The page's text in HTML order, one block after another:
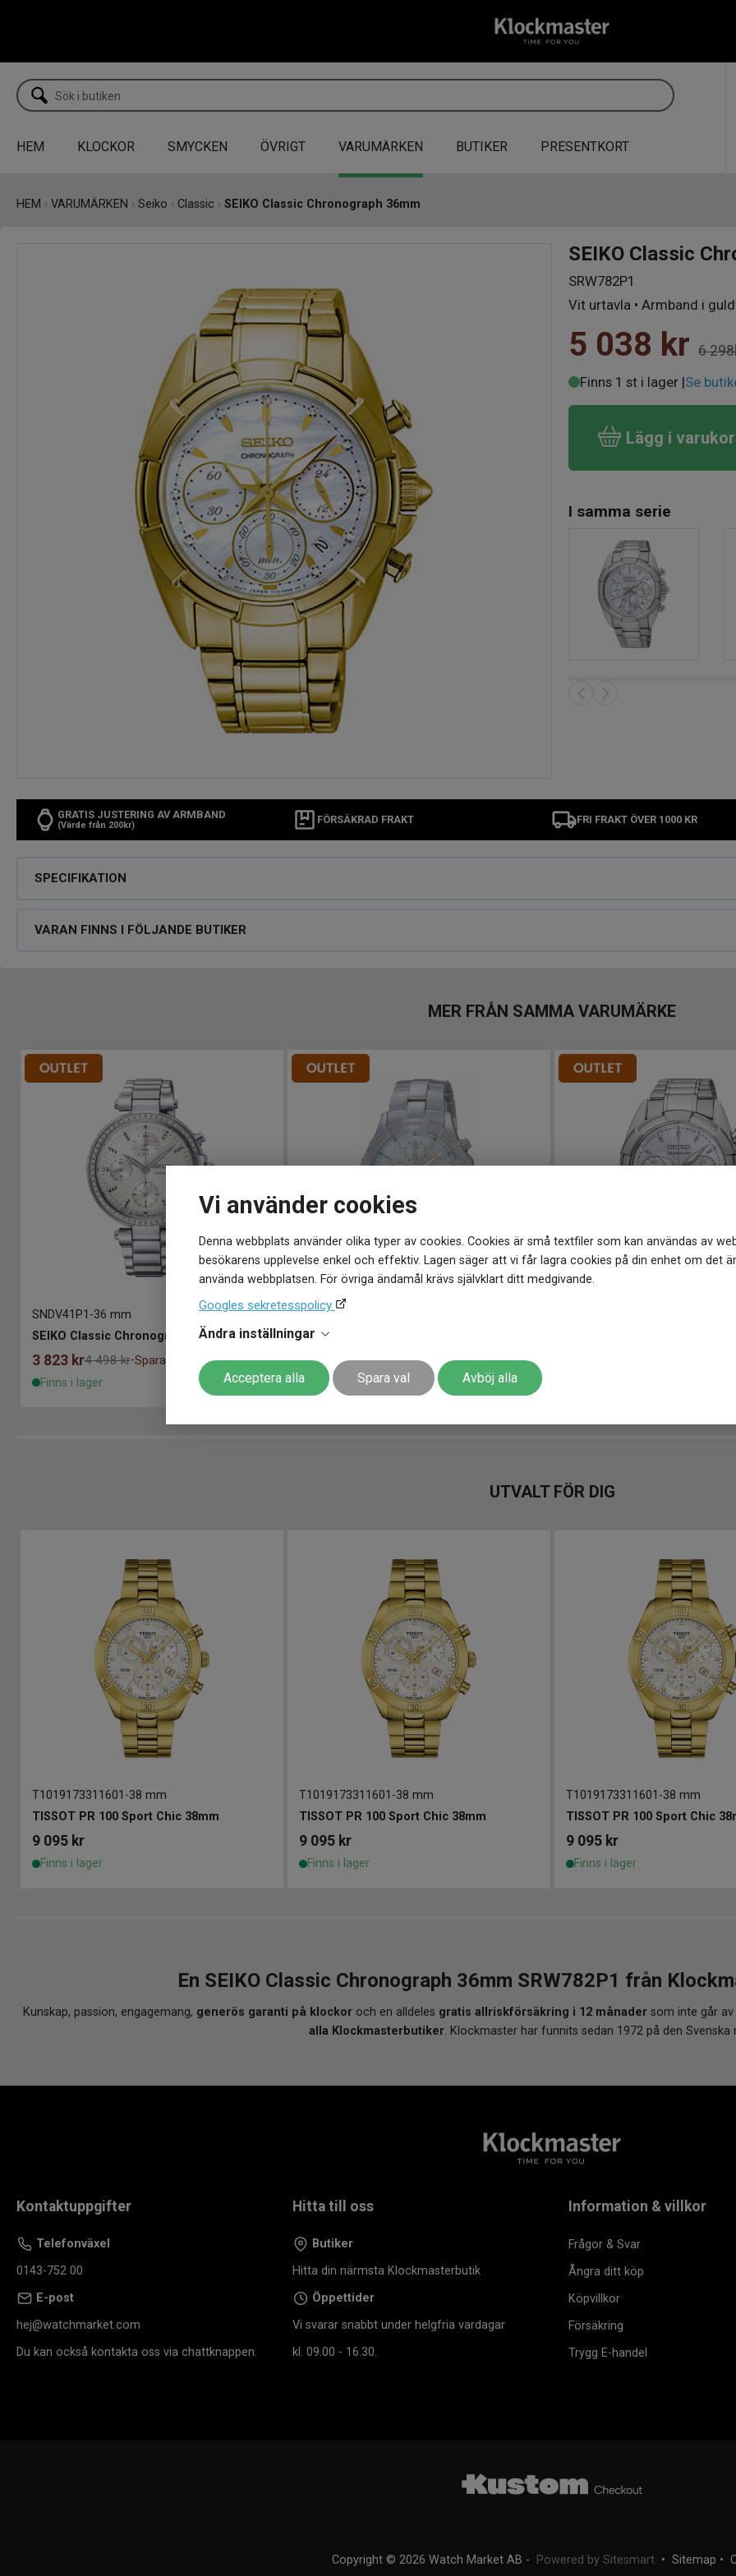
Vi använder cookies
Denna webbplats använder olika typer av cookies. Cookies är små textfiler som kan användas av
besökarens upplevelse enkel och effektiv. Lagen säger att vi får lagra cookies på din enhet om det
använda webbplatsen. För övriga ändamål krävs självklart ditt medgivande.
Googles sekretesspolicy
Ändra inställningar
Acceptera alla Spara val Avböj alla
HEM KLOCKOR SMYCKEN ÖVRIGT VARUMÄRKEN BUTIKER PRESENTKORT
HEM › VARUMÄRKEN › Seiko › Classic › SEIKO Classic Chronograph 36mm
SEIKO Classic
SRW782P1
Vit urtavla • Armband i
5 038 kr 6
Finns 1 st i lager |Se
Lägg i
I samma serie
GRATIS JUSTERING AV ARMBAND
(Värde från 200kr) FÖRSÄKRAD FRAKT FRI FRAKT ÖVER 1000 KR
SPECIFIKATION
VARAN FINNS I FÖLJANDE BUTIKER
MER FRÅN SAMMA VARUMÄRKE
SNDV41P1 -36 mm
SEIKO Classic Chronograph 36mm
3 823 kr4 498 kr-Spara 675 kr
Finns i lager
SNDZ69P1
SEIKO Classic Chronograph 37mm
3 998 kr4 998 kr-Spara 1 000 kr
Finns i lager
UTVALT FÖR DIG
T1019173311601 -38 mm
TISSOT PR 100 Sport Chic 38mm
9 095 kr
Finns i lager
T1019173311601 -38 mm
TISSOT PR 100 Sport Chic 38mm
9 095 kr
Finns i lager
T1019173311601 -38 mm
TISSOT PR 100 Sport Chic
9 095 kr
Finns i lager
En SEIKO Classic Chronograph 36mm SRW782P1 från
Kunskap, passion, engagemang, generös garanti på klockor och en alldeles gratis allriskförsäkring i 12 månader som inte går
alla Klockmasterbutiker. Klockmaster har funnits sedan 1972 på den Svenska
Kontaktuppgifter
Telefonväxel
0143-752 00
E-post
hej@watchmarket.com
Du kan också kontakta oss via chattknappen.
Hitta till oss
Butiker
Hitta din närmsta Klockmasterbutik
Öppettider
Vi svarar snabbt under helgfria vardagar
kl. 09.00 - 16.30.
Information & villkor
Frågor & Svar
Ångra ditt köp
Köpvillkor
Försäkring
Trygg E-handel
Copyright © 2026 Watch Market AB - Powered by Sitesmart• Sitemap •